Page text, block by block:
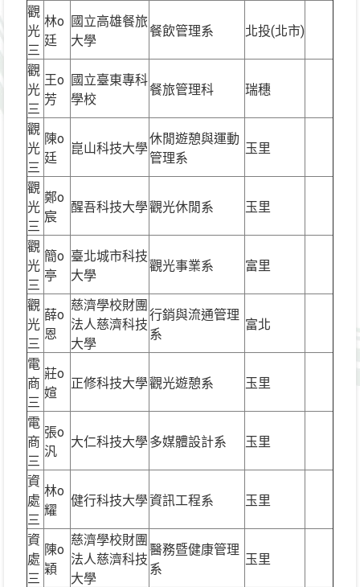
觀
光
三
林o
廷
國立高雄餐旅
大學
餐飲管理系 北投(北市)
觀
光
三
王o
芳
國立臺東專科
學校
餐旅管理科 瑞穗
觀
光
三
陳o
廷
崑山科技大學
休閒遊憩與運動
管理系
玉里
觀
光
三
鄭o
宸
醒吾科技大學觀光休閒系 玉里
觀
光
三
簡o
亭
臺北城市科技
大學
觀光事業系 富里
觀
光
三
薛o
恩
慈濟學校財團
法人慈濟科技
大學
行銷與流通管理
系
富北
電
商
三
莊o
媗
正修科技大學觀光遊憩系 玉里
電
商
三
張o
汎
大仁科技大學多媒體設計系 玉里
資
處
三
林o
耀
健行科技大學資訊工程系 玉里
資
處
三
陳o
穎
慈濟學校財團
法人慈濟科技
大學
醫務暨健康管理
系
玉里